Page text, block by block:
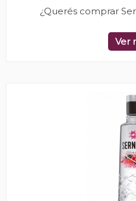
¿Querés comprar
Ver